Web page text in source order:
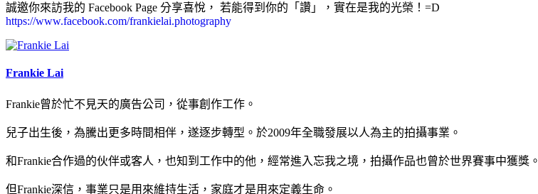
誠邀你來訪我的 Facebook Page 分享喜悅， 若能得到你的「讚」，實在是我的光榮！=D
https://www.facebook.com/frankielai.photography
Frankie Lai
Frankie曾於忙不見天的廣告公司，從事創作工作。
兒子出生後，為騰出更多時間相伴，遂逐步轉型。於2009年全職發展以人為主的拍攝事業。
和Frankie合作過的伙伴或客人，也知到工作中的他，經常進入忘我之境，拍攝作品也曾於世界賽事中獲獎。
但Frankie深信，事業只是用來維持生活，家庭才是用來定義生命。